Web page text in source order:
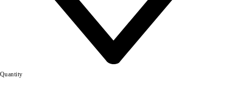
Quantity